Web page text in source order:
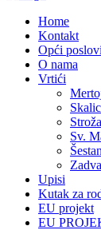
Home
Kontakt
Opći poslovi
O nama
Vrtići
Sv.
Upisi
Kutak za
EU projekt
EU